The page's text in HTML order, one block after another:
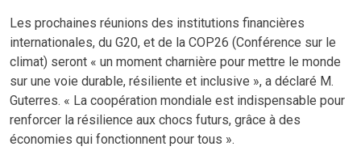
Les prochaines réunions des institutions financières
internationales, du G20, et de la COP26 (Conférence sur le
climat) seront « un moment charnière pour mettre le monde
sur une voie durable, résiliente et inclusive », a déclaré M.
Guterres. « La coopération mondiale est indispensable pour
renforcer la résilience aux chocs futurs, grâce à des
économies qui fonctionnent pour tous ».